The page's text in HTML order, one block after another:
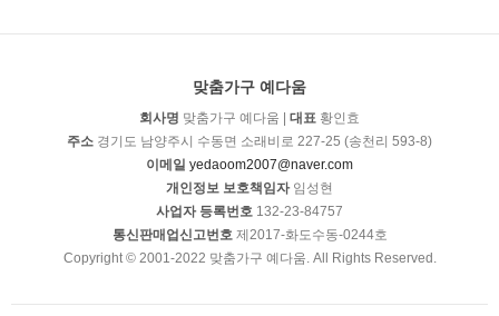
맞춤가구 예다움
회사명 맞춤가구 예다움 | 대표 황인효
주소 경기도 남양주시 수동면 소래비로 227-25 (송천리 593-8)
이메일 yedaoom2007@naver.com
개인정보 보호책임자임성현
사업자 등록번호 132-23-84757
통신판매업신고번호제2017-화도수동-0244호
Copyright © 2001-2022 맞춤가구 예다움. All Rights Reserved.